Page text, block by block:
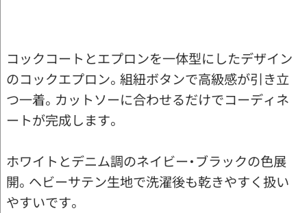
コックコートとエプロンを一体型にしたデザイン
のコックエプロン。組紐ボタンで高級感が引き立
つ一着。カットソーに合わせるだけでコーディネ
ートが完成します。
ホワイトとデニム調のネイビー・ブラックの色展
開。ヘビーサテン生地で洗濯後も乾きやすく扱い
やすいです。